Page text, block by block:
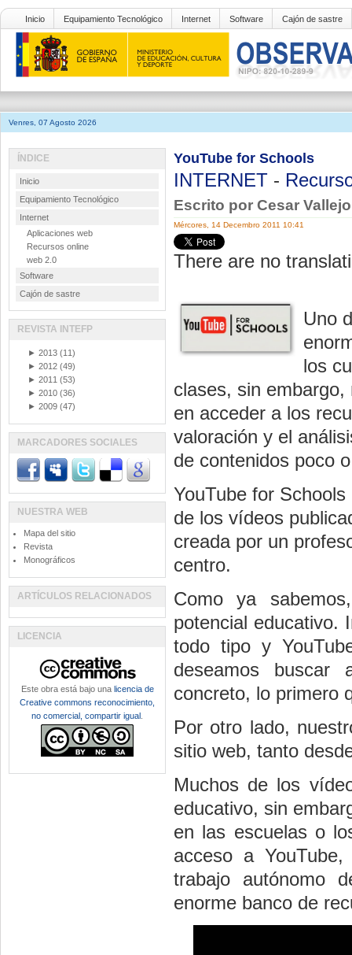
Inicio Equipamiento Tecnológico Internet Software Cajón de sastre
Venres, 07 Agosto 2026
YouTube for Schools
INTERNET -
Escrito por Cesar
Mércores, 14 Decembro 2011 10:41
There are no
Uno
los
clases, sin
en acceder a los
valoración y el
de contenidos poco
YouTube for
de los vídeos
creada por un
centro.
Como ya
potencial educativo.
todo tipo y
deseamos buscar
concreto, lo primero
Por otro lado,
sitio web, tanto
Muchos de los
educativo, sin
en las escuelas o
acceso a
trabajo autónomo
enorme banco de
ÍNDICE
Inicio
Equipamiento Tecnológico
Internet
Aplicaciones web
Recursos online
web 2.0
Software
Cajón de sastre
REVISTA INTEFP
► 2013 (11)
► 2012 (49)
► 2011 (53)
► 2010 (36)
► 2009 (47)
MARCADORES SOCIALES
NUESTRA WEB
Mapa del sitio
Revista
Monográficos
ARTÍCULOS RELACIONADOS
LICENCIA
Este obra está bajo una licencia de
Creative commons reconocimiento,
no comercial, compartir igual